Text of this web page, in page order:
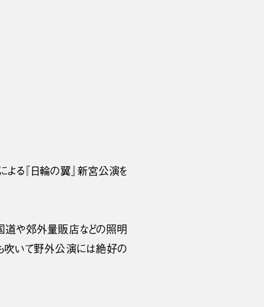
る『日輪の翼』新宮公演を
道や郊外量販店などの照明
吹いて野外公演には絶好の